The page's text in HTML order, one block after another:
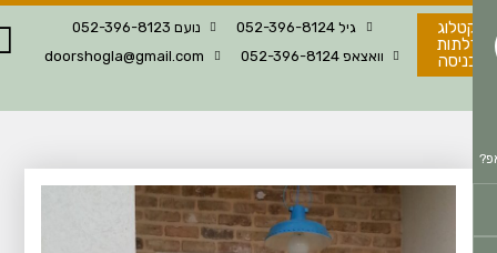
גיל 052-396-8124
נועם 052-396-8123
וואצאפ 052-396-8124
doorshogla@gmail.com